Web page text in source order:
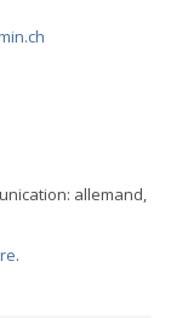
allemand,
.